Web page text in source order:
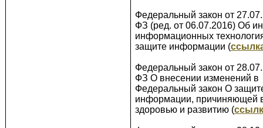
Федеральный закон от
ФЗ (ред. от 06.07.2016) Об
информационных
защите информации (
Федеральный закон от
ФЗ О внесении изменений в
Федеральный закон О
информации, причиняющей
здоровью и развитию (